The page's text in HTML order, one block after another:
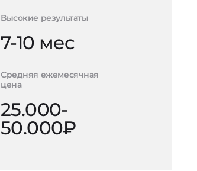
Высокие результаты
7-10 мес
Средняя ежемесячная
цена
25.000-
50.000₽